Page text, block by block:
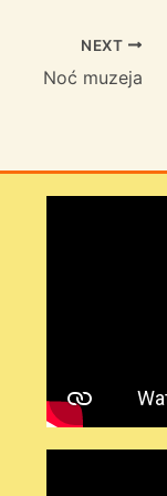
NEXT
Noć muzeja